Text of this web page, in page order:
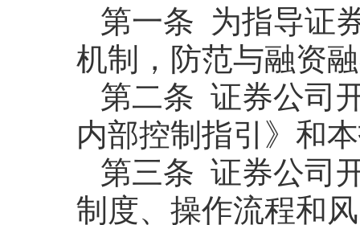
第一条 为指导证
机制，防范与融资
第二条 证券公司
内部控制指引》和
第三条 证券公司
制度、操作流程和